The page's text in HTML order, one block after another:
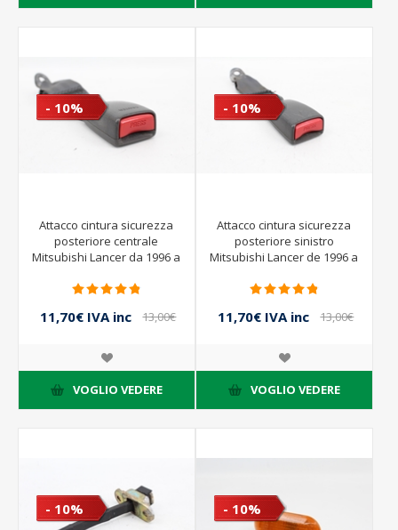
- 10%
Attacco cintura sicurezza
posteriore centrale
Mitsubishi Lancer da 1996 a
11,70€ IVA inc
13,00€
VOGLIO VEDERE
- 10%
Attacco cintura sicurezza
posteriore sinistro
Mitsubishi Lancer de 1996 a
11,70€ IVA inc
13,00€
VOGLIO VEDERE
- 10% - 10%